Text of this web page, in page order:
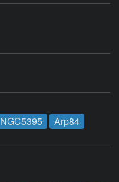
NGC5395
Arp84